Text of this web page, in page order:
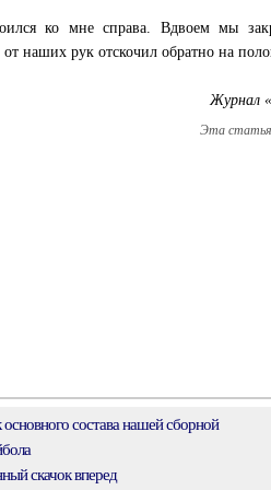
ко мне справа. Вдвоем мы
наших рук отскочил обратно на
Журнал
Эта
состава нашей сборной
скачок вперед